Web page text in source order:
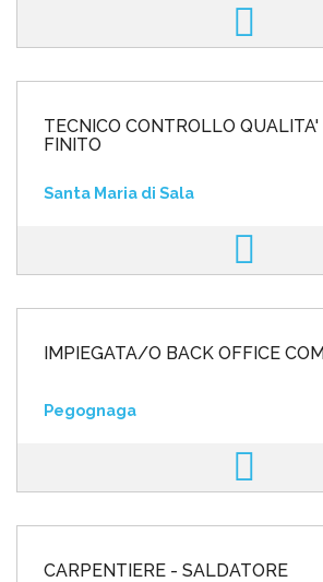
TECNICO CONTROLLO
FINITO
Santa Maria di Sala
IMPIEGATA/O BACK OFFICE
Pegognaga
CARPENTIERE - SALDATORE